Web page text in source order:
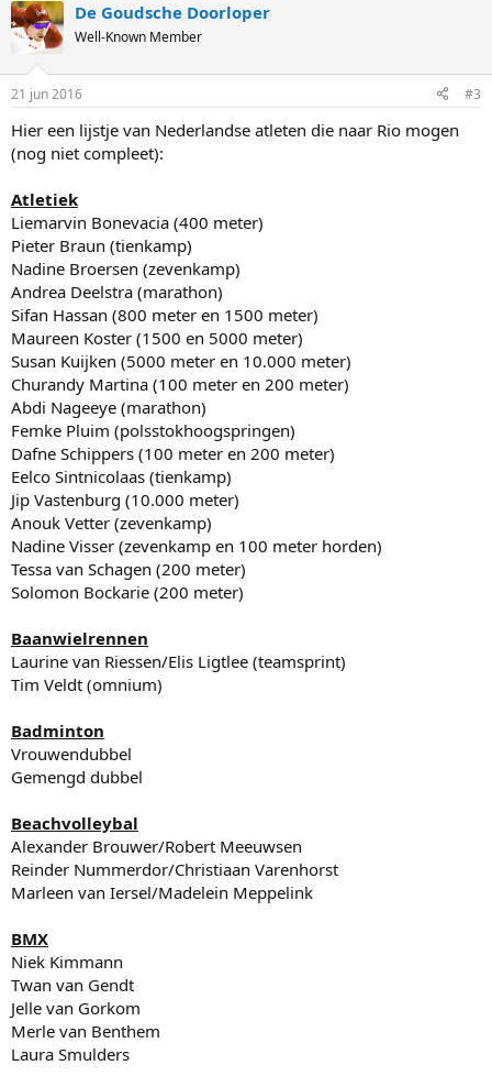
De Goudsche Doorloper
Well-Known Member
21 jun 2016 #3
Hier een lijstje van Nederlandse atleten die naar Rio mogen
(nog niet compleet):
Atletiek
Liemarvin Bonevacia (400 meter)
Pieter Braun (tienkamp)
Nadine Broersen (zevenkamp)
Andrea Deelstra (marathon)
Sifan Hassan (800 meter en 1500 meter)
Maureen Koster (1500 en 5000 meter)
Susan Kuijken (5000 meter en 10.000 meter)
Churandy Martina (100 meter en 200 meter)
Abdi Nageeye (marathon)
Femke Pluim (polsstokhoogspringen)
Dafne Schippers (100 meter en 200 meter)
Eelco Sintnicolaas (tienkamp)
Jip Vastenburg (10.000 meter)
Anouk Vetter (zevenkamp)
Nadine Visser (zevenkamp en 100 meter horden)
Tessa van Schagen (200 meter)
Solomon Bockarie (200 meter)
Baanwielrennen
Laurine van Riessen/Elis Ligtlee (teamsprint)
Tim Veldt (omnium)
Badminton
Vrouwendubbel
Gemengd dubbel
Beachvolleybal
Alexander Brouwer/Robert Meeuwsen
Reinder Nummerdor/Christiaan Varenhorst
Marleen van Iersel/Madelein Meppelink
BMX
Niek Kimmann
Twan van Gendt
Jelle van Gorkom
Merle van Benthem
Laura Smulders